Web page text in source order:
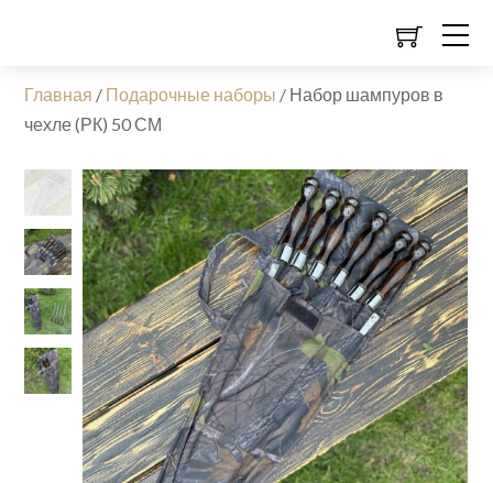
Главная / Подарочные наборы / Набор шампуров в
чехле (РК) 50 СМ